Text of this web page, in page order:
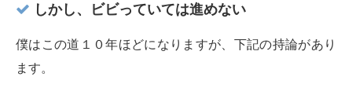
しかし、ビビっていては進めない
僕はこの道１０年ほどになりますが、下記の持論があり
ます。